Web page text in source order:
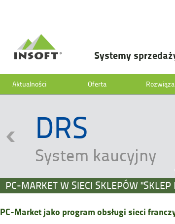
Systemy
Aktualności Oferta
PC-MARKET W SIECI SKLEPÓW "SKLEP
DRS
System kaucyjny
PC-Market jako program obsługi sieci